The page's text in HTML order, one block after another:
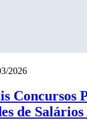
2026
Concursos
de